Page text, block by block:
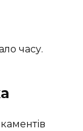
часу.